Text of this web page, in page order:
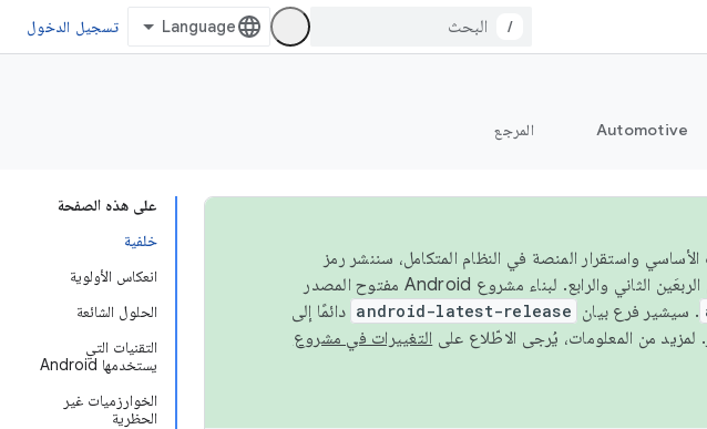
/ تسجيل الدخول
Automotive المرجع
على هذه الصفحة
خلفية
انعكاس الأولوية
الحلول الشائعة
التقنيات التي
يستخدمها Android
الخوارزميات غير
الحظرية
الثابت الأساسي واستقرار المنصة في النظام المتكامل، سننشر رمز
المصدر في مشروع Android مفتوح المصدر (AOSP) في الربعَين الثاني والرابع. لبناء مشروع Android مفتوح المصدر
. سيشير فرع بيان android-latest-release دائمًا إلى
التغييرات في مشروع